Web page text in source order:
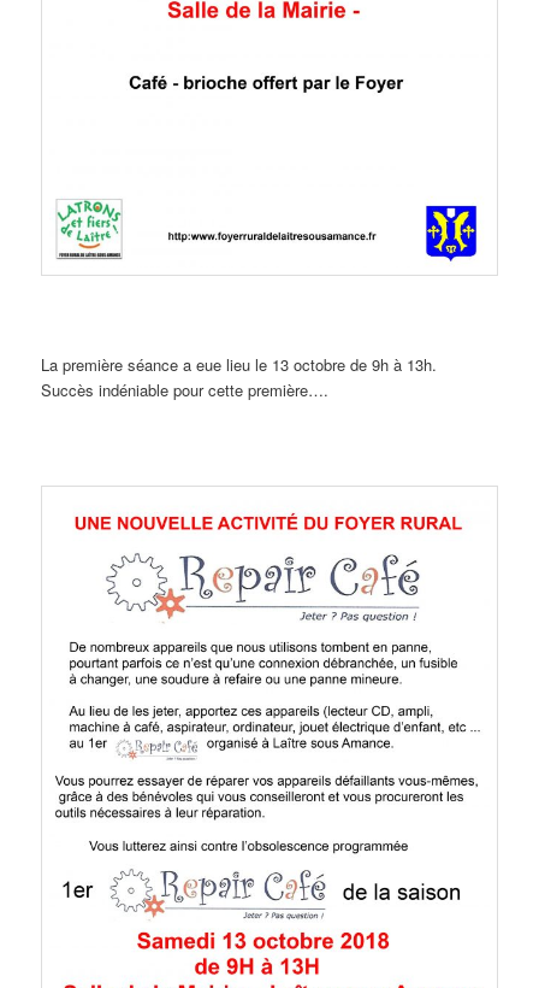
La première séance a eue lieu le 13 octobre de 9h à 13h.
Succès indéniable pour cette première….